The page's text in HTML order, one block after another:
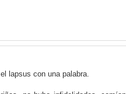
lapsus con una palabra.